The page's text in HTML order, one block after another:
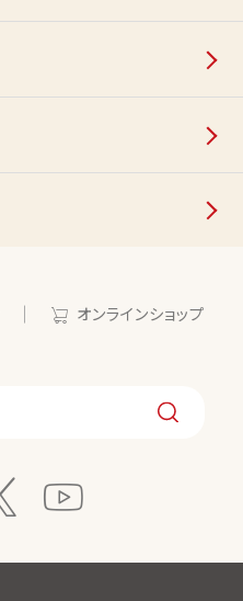
オンラインショップ